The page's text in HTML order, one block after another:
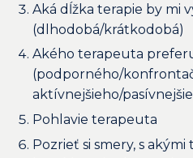
Aká dĺžka terapie by mi
(dlhodobá/krátkodobá)
Akého terapeuta
(podporného/
aktívnejšieho/
Pohlavie terapeuta
Pozrieť si smery, s